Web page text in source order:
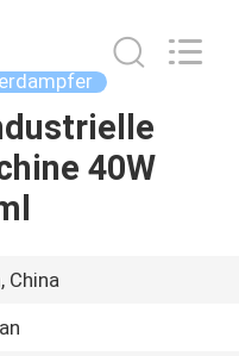
40W
China